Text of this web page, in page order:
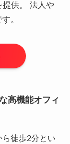
提供。 法人や
。
高機能オフィ
徒歩2分とい